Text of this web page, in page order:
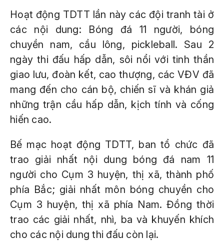
Hoạt động TDTT lần này các đội tranh tài ở
các nội dung: Bóng đá 11 người, bóng
chuyền nam, cầu lông, pickleball. Sau 2
ngày thi đấu hấp dẫn, sôi nổi với tinh thần
giao lưu, đoàn kết, cao thượng, các VĐV đã
mang đến cho cán bộ, chiến sĩ và khán giả
những trận cầu hấp dẫn, kịch tính và cống
hiến cao.
Bế mạc hoạt động TDTT, ban tổ chức đã
trao giải nhất nội dung bóng đá nam 11
người cho Cụm 3 huyện, thị xã, thành phố
phía Bắc; giải nhất môn bóng chuyền cho
Cụm 3 huyện, thị xã phía Nam. Đồng thời
trao các giải nhất, nhì, ba và khuyến khích
cho các nội dung thi đấu còn lại.